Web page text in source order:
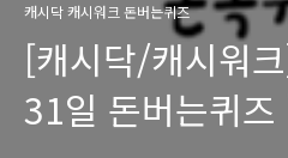
캐시닥 캐시워크 돈버는퀴즈
[캐시닥/캐시워
31일 돈버는퀴즈